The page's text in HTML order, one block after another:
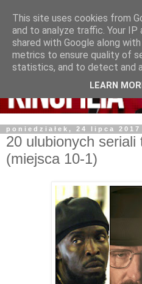
poniedziałek, 24 lipca 2017
20 ulubionych seriali
(miejsca 10-1)
This site uses cookies from
and to analyze traffic. Your IP
shared with Google along
metrics to ensure quality of
statistics, and to detect and
LEARN